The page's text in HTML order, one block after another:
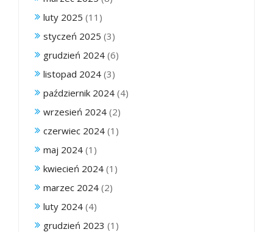
luty 2025 (11)
styczeń 2025 (3)
grudzień 2024 (6)
listopad 2024 (3)
październik 2024 (4)
wrzesień 2024 (2)
czerwiec 2024 (1)
maj 2024 (1)
kwiecień 2024 (1)
marzec 2024 (2)
luty 2024 (4)
grudzień 2023 (1)